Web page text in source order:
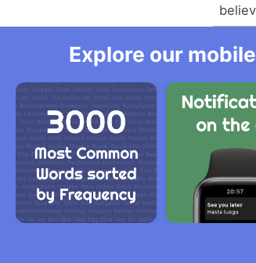
Explore our